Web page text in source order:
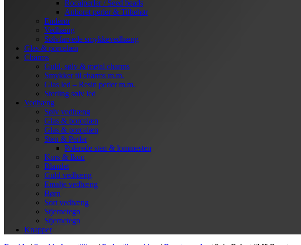
Rocaiperler / Seed beads
Anboret perler & Tilbehør
Enderør
Vedhæng
Sølvfarvede smykkevedhæng
Glas & porcelæn
Charms
Guld, sølv & metal charms
Smykker til charms m.m.
Glas led – Resin perler m.m.
Sterling sølv led
Vedhæng
Sølv vedhæng
Glas & porcelæn
Glas & porcelæn
Sten & Perler
Polerede sten & lommesten
Kors & Ikon
Blandet
Guld vedhæng
Emalje vedhæng
Børn
Sort vedhæng
Stjernetegn
Stjernetegn
Knapper